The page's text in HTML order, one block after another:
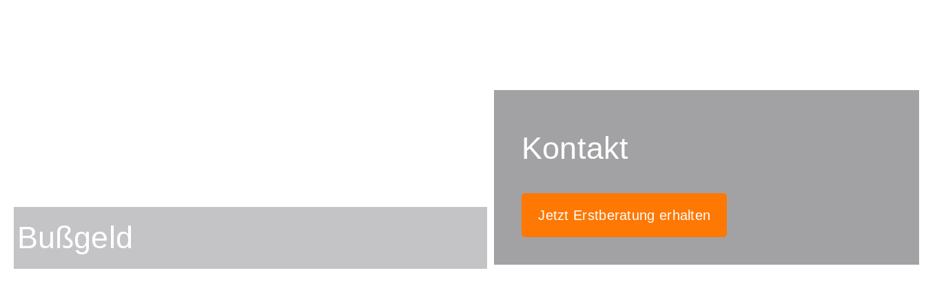
Bußgeld
Kontakt
Jetzt Erstberatung erhalten